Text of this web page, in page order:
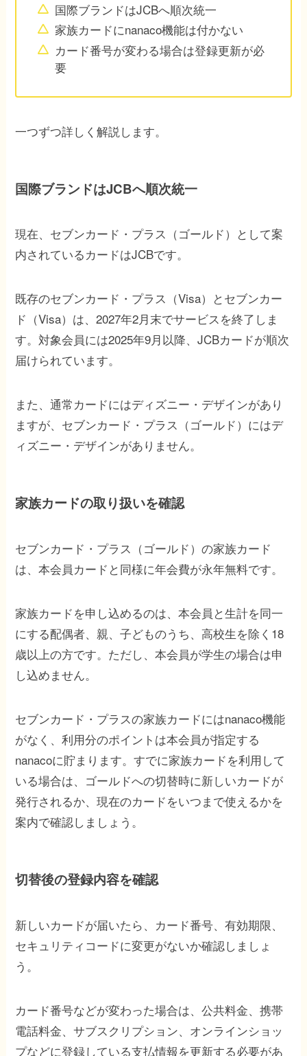
国際ブランドはJCBへ順次統一
家族カードにnanaco機能は付かない
カード番号が変わる場合は登録更新が必
要
一つずつ詳しく解説します。
国際ブランドはJCBへ順次統一
現在、セブンカード・プラス（ゴールド）として案
内されているカードはJCBです。
既存のセブンカード・プラス（Visa）とセブンカー
ド（Visa）は、2027年2月末でサービスを終了しま
す。対象会員には2025年9月以降、JCBカードが順次
届けられています。
また、通常カードにはディズニー・デザインがあり
ますが、セブンカード・プラス（ゴールド）にはデ
ィズニー・デザインがありません。
家族カードの取り扱いを確認
セブンカード・プラス（ゴールド）の家族カード
は、本会員カードと同様に年会費が永年無料です。
家族カードを申し込めるのは、本会員と生計を同一
にする配偶者、親、子どものうち、高校生を除く18
歳以上の方です。ただし、本会員が学生の場合は申
し込めません。
セブンカード・プラスの家族カードにはnanaco機能
がなく、利用分のポイントは本会員が指定する
nanacoに貯まります。すでに家族カードを利用して
いる場合は、ゴールドへの切替時に新しいカードが
発行されるか、現在のカードをいつまで使えるかを
案内で確認しましょう。
切替後の登録内容を確認
新しいカードが届いたら、カード番号、有効期限、
セキュリティコードに変更がないか確認しましょ
う。
カード番号などが変わった場合は、公共料金、携帯
電話料金、サブスクリプション、オンラインショッ
プなどに登録している支払情報を更新する必要があ